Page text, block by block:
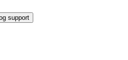
support